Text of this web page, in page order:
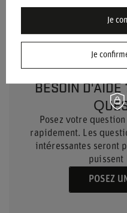
BESOIN
Posez votre
rapidement. Les
intéressantes seront
puissent
POSEZ
Je
Je